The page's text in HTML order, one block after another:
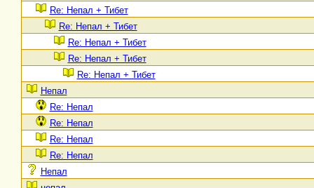
Re: Непал + Тибет
Re: Непал + Тибет
Re: Непал + Тибет
Re: Непал + Тибет
Re: Непал + Тибет
Непал
Re: Непал
Re: Непал
Re: Непал
Re: Непал
Непал